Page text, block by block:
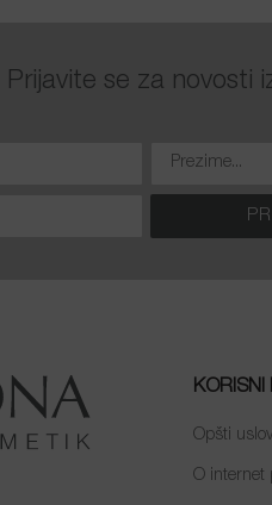
Prijavite se za novosti
KORISNI
Opšti
O internet